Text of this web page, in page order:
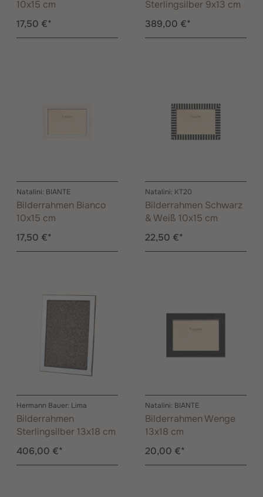
10x15 cm
17,50 €*
Sterlingsilber 9x13 cm
389,00 €*
Natalini: BIANTE
Bilderrahmen Bianco
10x15 cm
17,50 €*
Natalini: KT20
Bilderrahmen Schwarz
& Weiß 10x15 cm
22,50 €*
Hermann Bauer: Lima
Bilderrahmen
Sterlingsilber 13x18 cm
406,00 €*
Natalini: BIANTE
Bilderrahmen Wenge
13x18 cm
20,00 €*